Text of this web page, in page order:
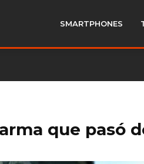
SMARTPHONES
que pasó